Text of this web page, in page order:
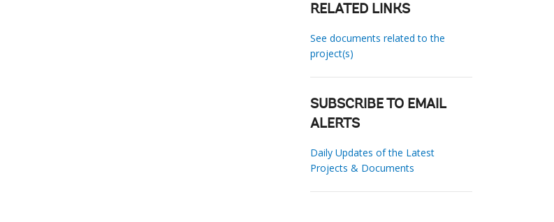
RELATED LINKS
See documents related to the
project(s)
SUBSCRIBE TO EMAIL
ALERTS
Daily Updates of the Latest
Projects & Documents